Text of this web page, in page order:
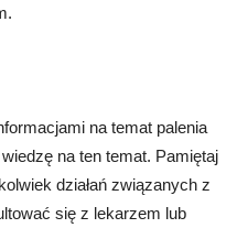
na temat palenia
na ten temat. Pamiętaj
działań związanych z
się z lekarzem lub